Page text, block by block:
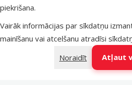
piekrišana.
Vairāk informācijas par sīkdatņu
mainīšanu vai atcelšanu atradīsi
Noraidīt
Atļaut
Plastmasa
Poliestera sveķi